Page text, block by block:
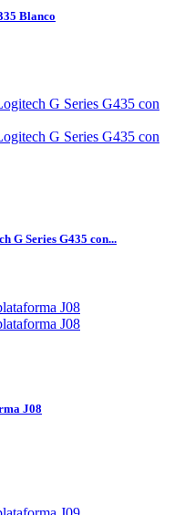
Blanco
G Series G435 con...
J08